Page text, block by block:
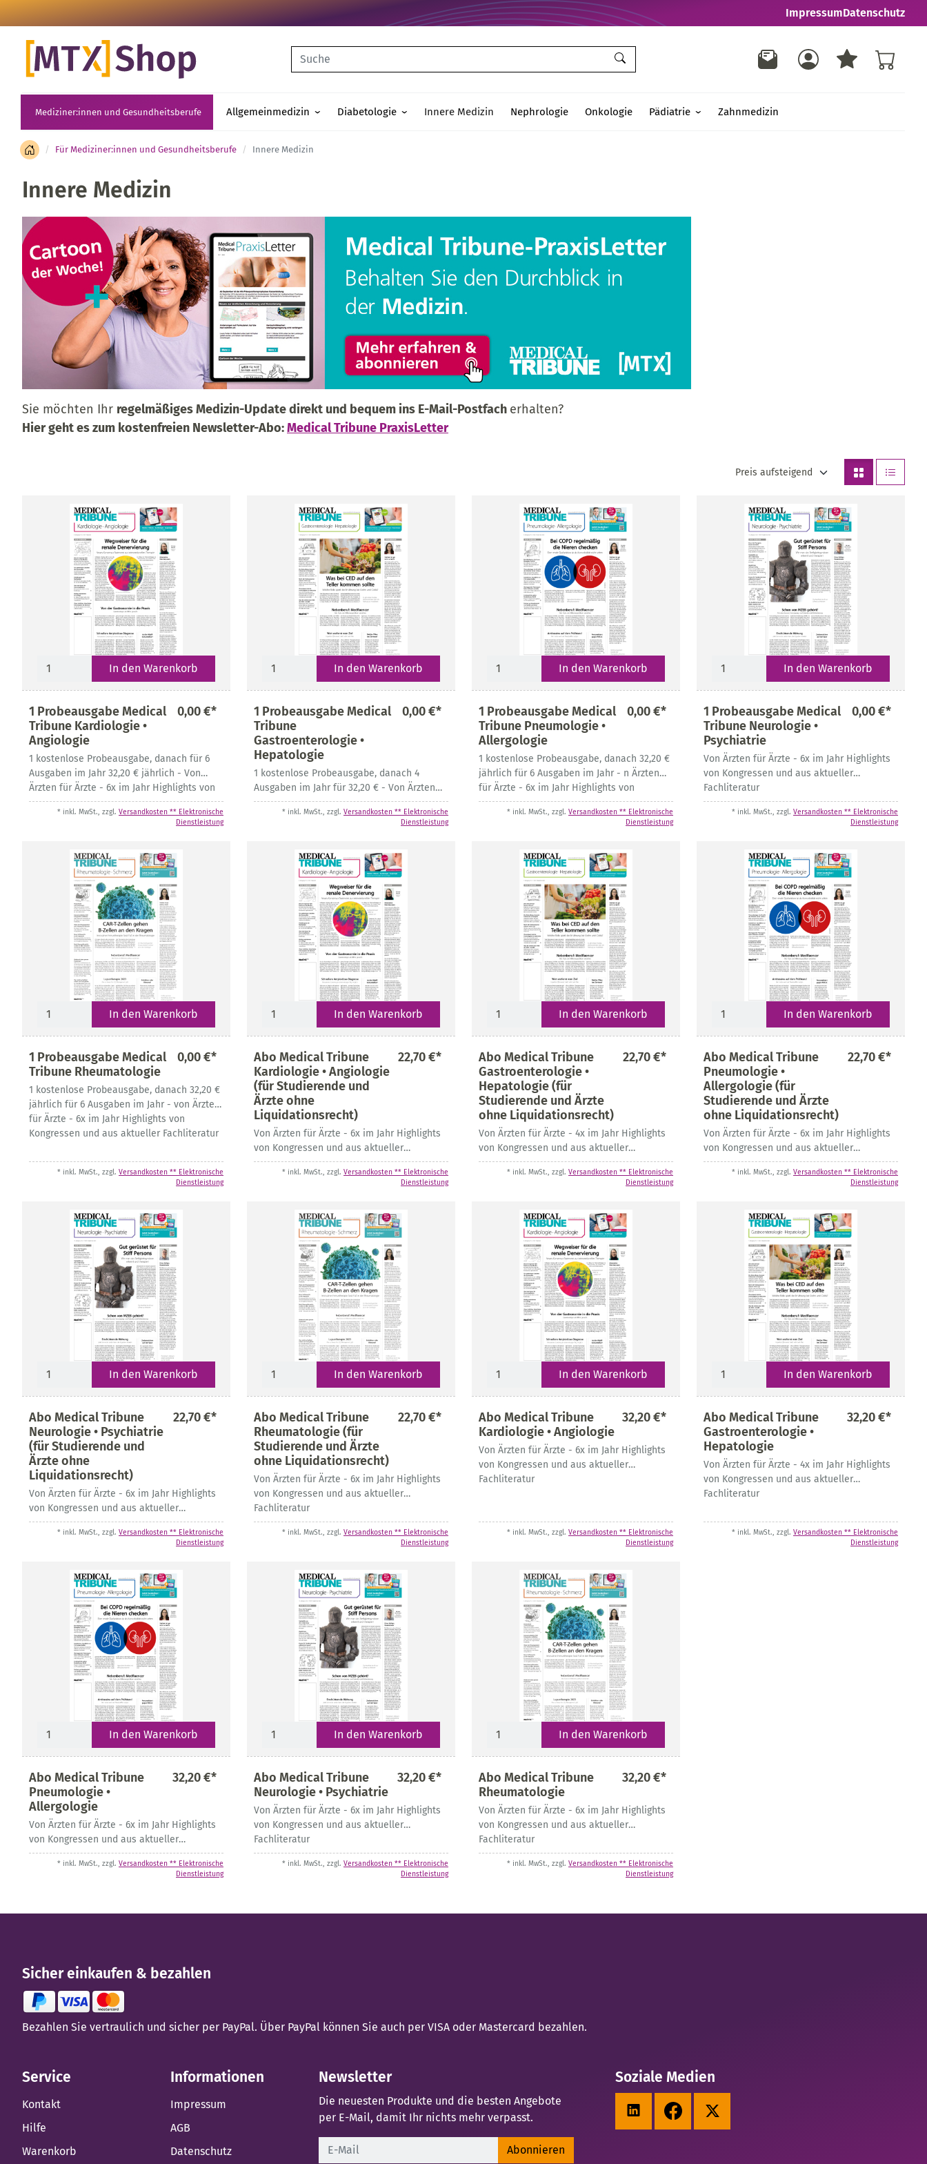
ImpressumDatenschutz
Suche
Mediziner:innen und Gesundheitsberufe Allgemeinmedizin Diabetologie Innere Medizin Nephrologie Onkologie Pädiatrie Zahnmedizin
Für Mediziner:innen und Gesundheitsberufe Innere Medizin
Innere Medizin
Sie möchten Ihr regelmäßiges Medizin-Update direkt und bequem ins E-Mail-Postfach erhalten?
Hier geht es zum kostenfreien Newsletter-Abo:Medical Tribune PraxisLetter
Preis aufsteigend
In den Warenkorb
1 Probeausgabe Medical
Tribune Kardiologie •
Angiologie
0,00 €*
1 kostenlose Probeausgabe, danach für 6
Ausgaben im Jahr 32,20 € jährlich - Von
Ärzten für Ärzte - 6x im Jahr Highlights von
Kongressen und aus aktueller Fachliteratur
* inkl. MwSt., zzgl. Versandkosten ** Elektronische
Dienstleistung
In den Warenkorb
1 Probeausgabe Medical
Tribune
Gastroenterologie •
Hepatologie
0,00 €*
1 kostenlose Probeausgabe, danach 4
Ausgaben im Jahr für 32,20 € - Von Ärzten
für Ärzte - 4x im Jahr Highlights von
Kongressen und aus aktueller Fachliteratur
* inkl. MwSt., zzgl. Versandkosten ** Elektronische
Dienstleistung
In den Warenkorb
1 Probeausgabe Medical
Tribune Pneumologie •
Allergologie
0,00 €*
1 kostenlose Probeausgabe, danach 32,20 €
jährlich für 6 Ausgaben im Jahr - n Ärzten
für Ärzte - 6x im Jahr Highlights von
Kongressen und aus aktueller Fachliteratur
* inkl. MwSt., zzgl. Versandkosten ** Elektronische
Dienstleistung
In den Warenkorb
1 Probeausgabe Medical
Tribune Neurologie •
Psychiatrie
0,00 €*
Von Ärzten für Ärzte - 6x im Jahr Highlights
von Kongressen und aus aktueller
Fachliteratur
* inkl. MwSt., zzgl. Versandkosten ** Elektronische
Dienstleistung
In den Warenkorb
1 Probeausgabe Medical
Tribune Rheumatologie
0,00 €*
1 kostenlose Probeausgabe, danach 32,20 €
jährlich für 6 Ausgaben im Jahr - von Ärzten
für Ärzte - 6x im Jahr Highlights von
Kongressen und aus aktueller Fachliteratur
* inkl. MwSt., zzgl. Versandkosten ** Elektronische
Dienstleistung
In den Warenkorb
Abo Medical Tribune
Kardiologie • Angiologie
(für Studierende und
Ärzte ohne
Liquidationsrecht)
22,70 €*
Von Ärzten für Ärzte - 6x im Jahr Highlights
von Kongressen und aus aktueller
Fachliteratur
* inkl. MwSt., zzgl. Versandkosten ** Elektronische
Dienstleistung
In den Warenkorb
Abo Medical Tribune
Gastroenterologie •
Hepatologie (für
Studierende und Ärzte
ohne Liquidationsrecht)
22,70 €*
Von Ärzten für Ärzte - 4x im Jahr Highlights
von Kongressen und aus aktueller
Fachliteratur
* inkl. MwSt., zzgl. Versandkosten ** Elektronische
Dienstleistung
In den Warenkorb
Abo Medical Tribune
Pneumologie •
Allergologie (für
Studierende und Ärzte
ohne Liquidationsrecht)
22,70 €*
Von Ärzten für Ärzte - 6x im Jahr Highlights
von Kongressen und aus aktueller
Fachliteratur
* inkl. MwSt., zzgl. Versandkosten ** Elektronische
Dienstleistung
In den Warenkorb
Abo Medical Tribune
Neurologie • Psychiatrie
(für Studierende und
Ärzte ohne
Liquidationsrecht)
22,70 €*
Von Ärzten für Ärzte - 6x im Jahr Highlights
von Kongressen und aus aktueller
Fachliteratur
* inkl. MwSt., zzgl. Versandkosten ** Elektronische
Dienstleistung
In den Warenkorb
Abo Medical Tribune
Rheumatologie (für
Studierende und Ärzte
ohne Liquidationsrecht)
22,70 €*
Von Ärzten für Ärzte - 6x im Jahr Highlights
von Kongressen und aus aktueller
Fachliteratur
* inkl. MwSt., zzgl. Versandkosten ** Elektronische
Dienstleistung
In den Warenkorb
Abo Medical Tribune
Kardiologie • Angiologie
32,20 €*
Von Ärzten für Ärzte - 6x im Jahr Highlights
von Kongressen und aus aktueller
Fachliteratur
* inkl. MwSt., zzgl. Versandkosten ** Elektronische
Dienstleistung
In den Warenkorb
Abo Medical Tribune
Gastroenterologie •
Hepatologie
32,20 €*
Von Ärzten für Ärzte - 4x im Jahr Highlights
von Kongressen und aus aktueller
Fachliteratur
* inkl. MwSt., zzgl. Versandkosten ** Elektronische
Dienstleistung
In den Warenkorb
Abo Medical Tribune
Pneumologie •
Allergologie
32,20 €*
Von Ärzten für Ärzte - 6x im Jahr Highlights
von Kongressen und aus aktueller
Fachliteratur
* inkl. MwSt., zzgl. Versandkosten ** Elektronische
Dienstleistung
In den Warenkorb
Abo Medical Tribune
Neurologie • Psychiatrie
32,20 €*
Von Ärzten für Ärzte - 6x im Jahr Highlights
von Kongressen und aus aktueller
Fachliteratur
* inkl. MwSt., zzgl. Versandkosten ** Elektronische
Dienstleistung
In den Warenkorb
Abo Medical Tribune
Rheumatologie
32,20 €*
Von Ärzten für Ärzte - 6x im Jahr Highlights
von Kongressen und aus aktueller
Fachliteratur
* inkl. MwSt., zzgl. Versandkosten ** Elektronische
Dienstleistung
Sicher einkaufen & bezahlen
Bezahlen Sie vertraulich und sicher per PayPal. Über PayPal können Sie auch per VISA oder Mastercard bezahlen.
Service
Kontakt
Hilfe
Warenkorb
Informationen
Impressum
AGB
Datenschutz
Newsletter
Die neuesten Produkte und die besten Angebote
per E-Mail, damit Ihr nichts mehr verpasst.
Newsletter Abonnieren
Soziale Medien
LinkedInFacebookX (Twitter)